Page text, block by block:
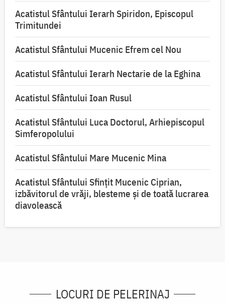
Acatistul Sfântului Ierarh Spiridon, Episcopul
Trimitundei
Acatistul Sfântului Mucenic Efrem cel Nou
Acatistul Sfântului Ierarh Nectarie de la Eghina
Acatistul Sfântului Ioan Rusul
Acatistul Sfântului Luca Doctorul, Arhiepiscopul
Simferopolului
Acatistul Sfântului Mare Mucenic Mina
Acatistul Sfântului Sfințit Mucenic Ciprian,
izbăvitorul de vrăji, blesteme și de toată lucrarea
diavolească
LOCURI DE PELERINAJ